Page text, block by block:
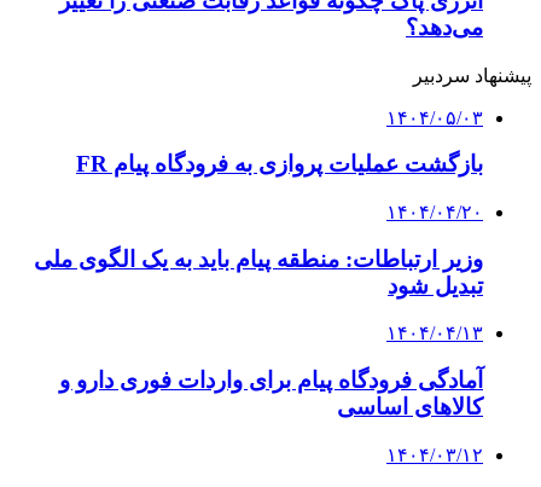
می‌دهد؟
پیشنهاد سردبیر
۱۴۰۴/۰۵/۰۳
بازگشت عملیات پروازی به فرودگاه پیام FR
۱۴۰۴/۰۴/۲۰
وزیر ارتباطات: منطقه پیام باید به یک الگوی ملی
تبدیل شود
۱۴۰۴/۰۴/۱۳
آمادگی فرودگاه پیام برای واردات فوری دارو و
کالاهای اساسی
۱۴۰۴/۰۳/۱۲